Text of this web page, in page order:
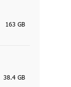
163 GB
38.4 GB